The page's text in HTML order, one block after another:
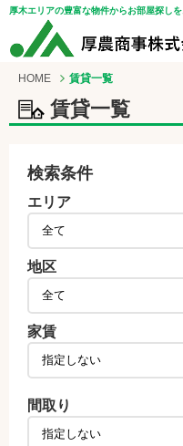
厚木エリアの豊富な物件からお部屋探し
HOME 賃貸一覧
賃貸一覧
検索条件
エリア
地区
家賃
間取り